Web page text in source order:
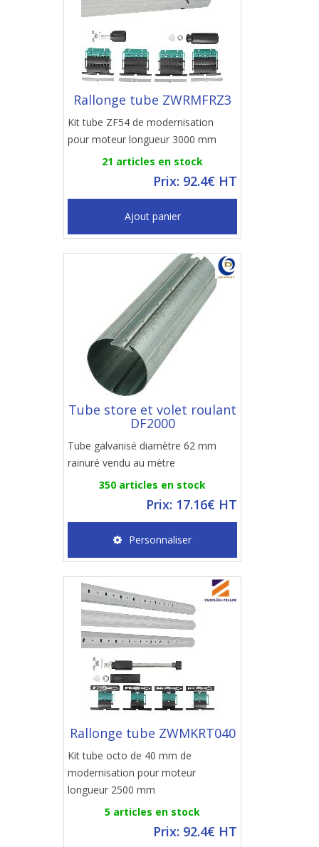
Rallonge tube ZWRMFRZ3
Kit tube ZF54 de modernisation
pour moteur longueur 3000 mm
21 articles en stock
Prix: 92.4€ HT
Ajout panier
Tube store et volet roulant
DF2000
Tube galvanisé diamètre 62 mm
rainuré vendu au mètre
350 articles en stock
Prix: 17.16€ HT
Personnaliser
Rallonge tube ZWMKRT040
Kit tube octo de 40 mm de
modernisation pour moteur
longueur 2500 mm
5 articles en stock
Prix: 92.4€ HT